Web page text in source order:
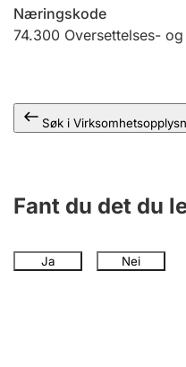
Næringskode
74.300 Oversettelses-
Søk i
Fant du det du
Ja Nei